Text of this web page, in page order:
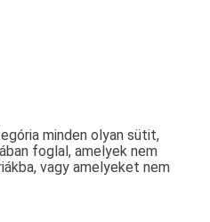
minden olyan sütit,
foglal, amelyek nem
vagy amelyeket nem